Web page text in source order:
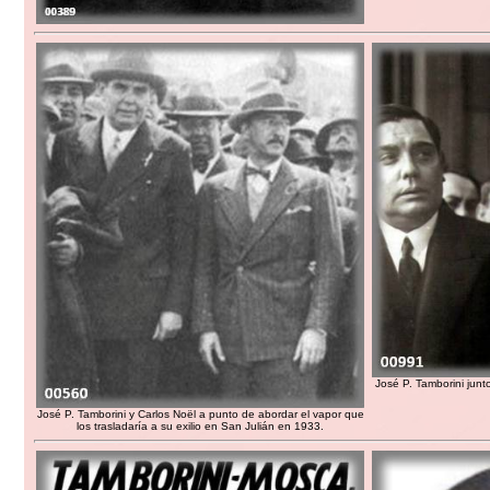
José P. Tamborini y Carlos Noël a punto de abordar el vapor que
los trasladaría a su exilio en San Julián en 1933.
José P. Tamborini